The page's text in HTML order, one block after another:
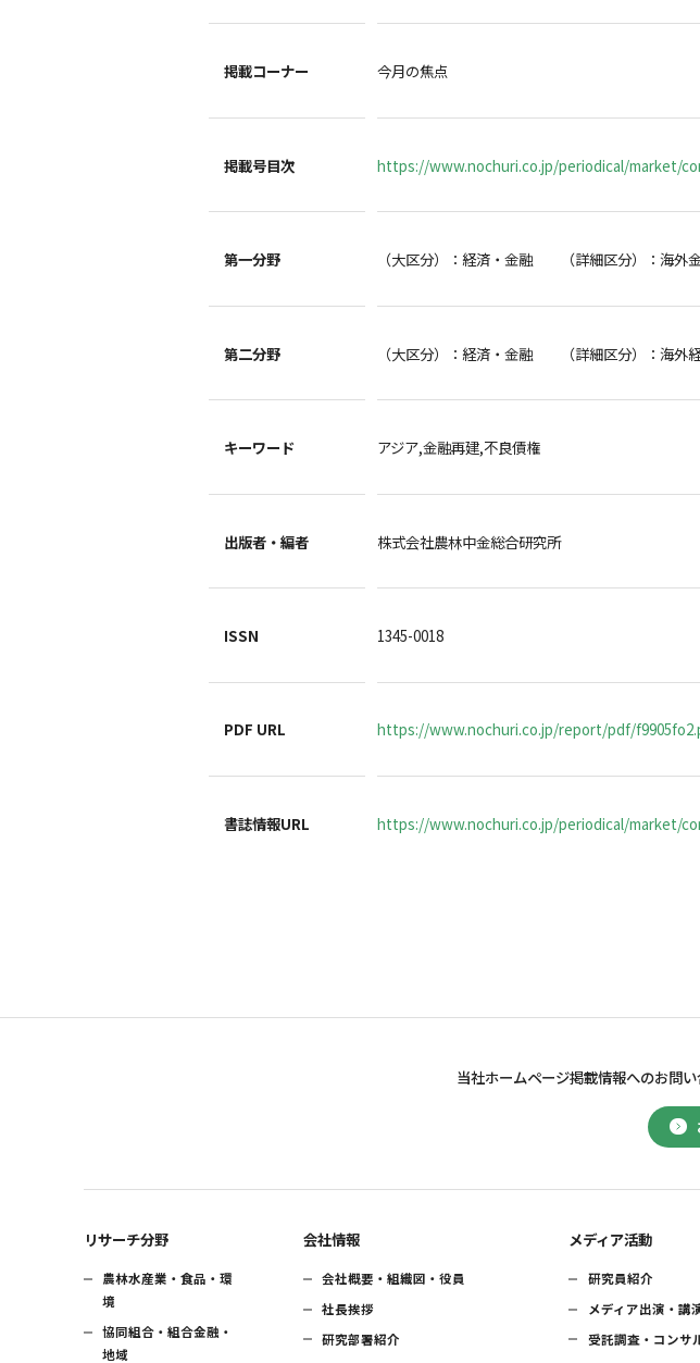
掲載コーナー 今月の焦点
掲載号目次 https://www.nochuri.co.jp/periodical/market/
第一分野 （大区分）：経済・金融 （詳細区分）：海外
第二分野 （大区分）：経済・金融 （詳細区分）：海外
キーワード アジア,金融再建,不良債権
出版者・編者 株式会社農林中金総合研究所
ISSN 1345-0018
PDF URL https://www.nochuri.co.jp/report/pdf/
書誌情報URL https://www.nochuri.co.jp/periodical/market/
当社ホームページ掲載情報へのお問い
リサーチ分野
農林水産業・食品・環
境
協同組合・組合金融・
地域
会社情報
会社概要・組織図・役員
社長挨拶
研究部署紹介
メディア活動
研究員紹介
メディア出演・講
受託調査・コンサ